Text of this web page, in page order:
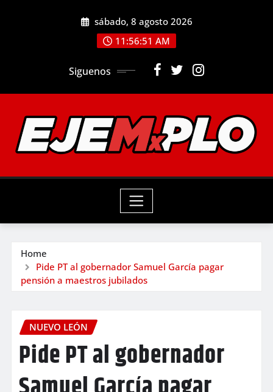
sábado, 8 agosto 2026
11:56:53 AM
Siguenos
Home
Pide PT al gobernador Samuel García pagar
pensión a maestros jubilados
NUEVO LEÓN
Pide PT al gobernador